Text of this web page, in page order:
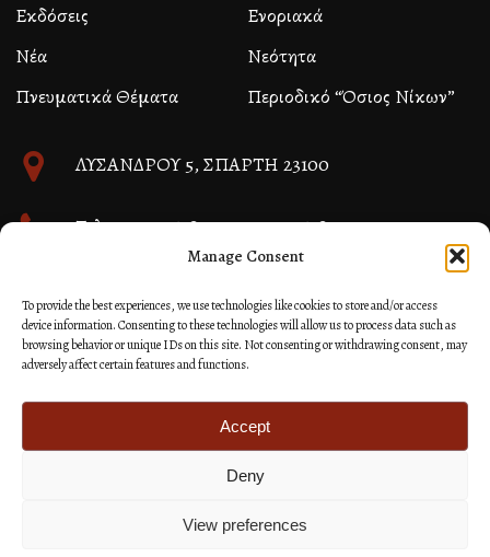
Manage Consent
To provide the best experiences, we use technologies like cookies to store and/or access
device information. Consenting to these technologies will allow us to process data such as
browsing behavior or unique IDs on this site. Not consenting or withdrawing consent, may
adversely affect certain features and functions.
Accept
Deny
View preferences
Εκδόσεις
Ενοριακά
Νέα
Νεότητα
Πνευματικά Θέματα
Περιοδικό “Όσιος Νίκων”
ΛΥΣΑΝΔΡΟΥ 5, ΣΠΑΡΤΗ 23100
Τηλ. 27310 26580 και 27310 26581
Κατασκευή Ιστοσελίδων Site as you GO: Falcon από
Hellenic Technologies